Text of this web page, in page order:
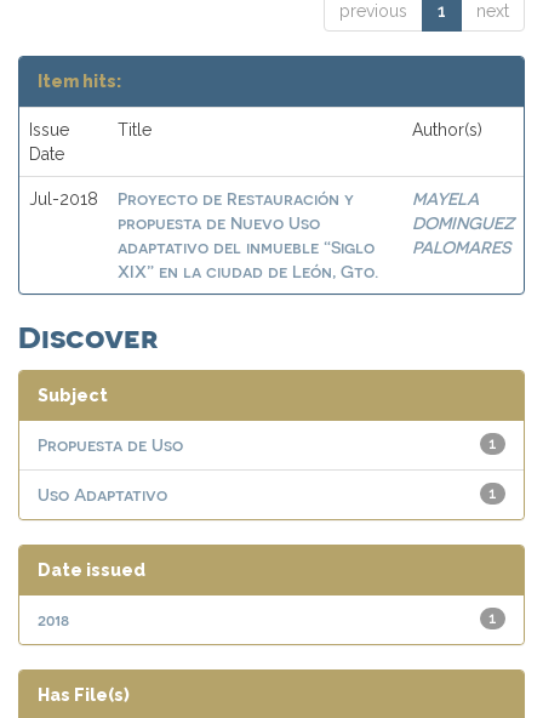
previous 1 next
Item hits:
Issue
Date
Title Author(s)
Jul-2018
Proyecto de Restauración y
propuesta de Nuevo Uso
adaptativo del inmueble “Siglo
XIX” en la ciudad de León, Gto.
MAYELA
DOMINGUEZ
PALOMARES
Discover
Subject
1
Propuesta de Uso
1
Uso Adaptativo
Date issued
1
2018
Has File(s)